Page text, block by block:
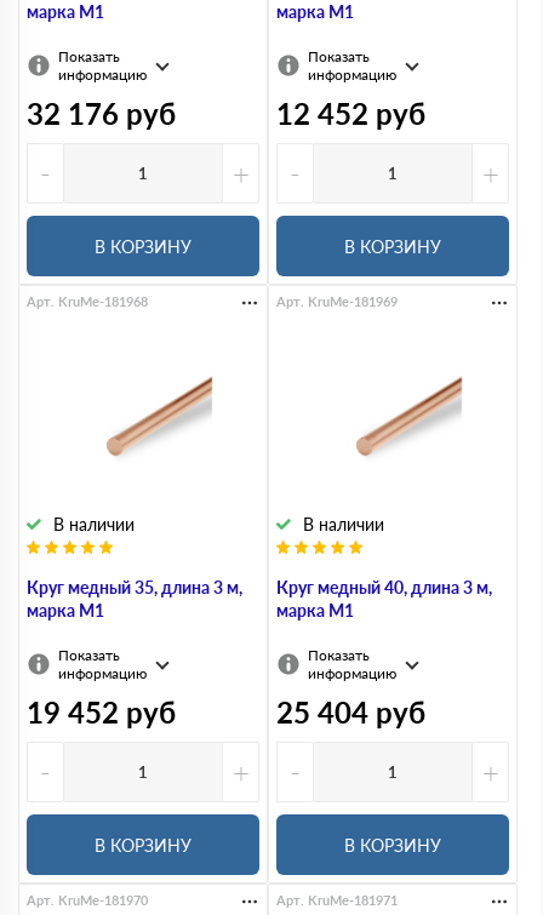
марка М1
Показать
информацию
32 176 руб
-
+
В КОРЗИНУ
марка М1
Показать
информацию
12 452 руб
-
+
В КОРЗИНУ
Круг медный 35, длина 3 м,
марка М1
В наличии
Арт. KruMe-181968
Показать
информацию
19 452 руб
-
+
В КОРЗИНУ
Круг медный 40, длина 3 м,
марка М1
В наличии
Арт. KruMe-181969
Показать
информацию
25 404 руб
-
+
В КОРЗИНУ
Арт. KruMe-181970 Арт. KruMe-181971